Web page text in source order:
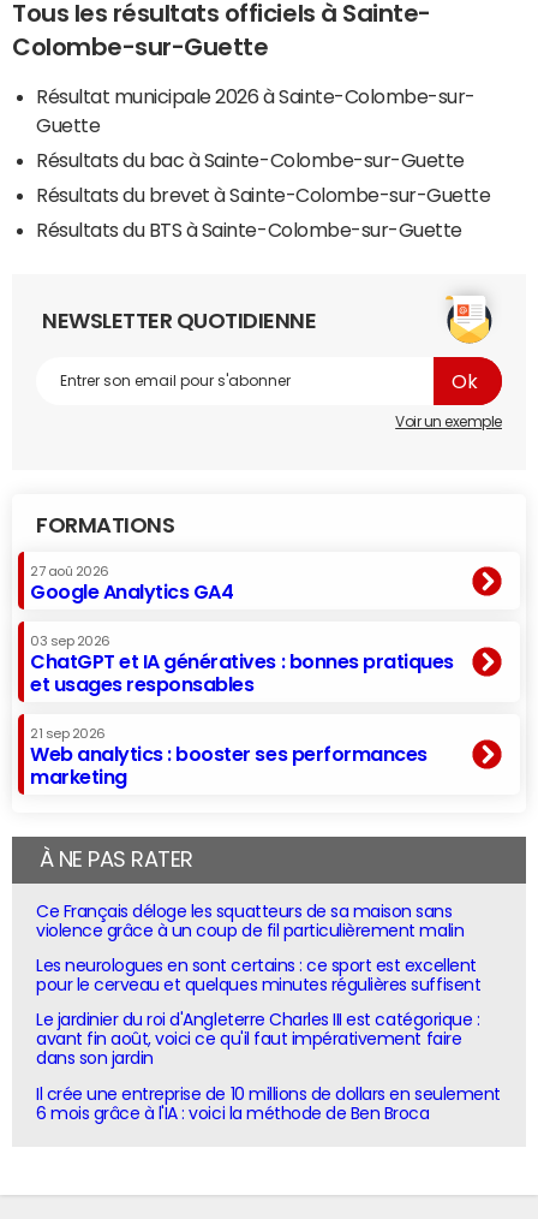
Tous les résultats officiels à Sainte-
Colombe-sur-Guette
Résultat municipale 2026 à Sainte-Colombe-sur-
Guette
Résultats du bac à Sainte-Colombe-sur-Guette
Résultats du brevet à Sainte-Colombe-sur-Guette
Résultats du BTS à Sainte-Colombe-sur-Guette
NEWSLETTER QUOTIDIENNE
Voir un exemple
FORMATIONS
27 aoû 2026
Google Analytics GA4
03 sep 2026
ChatGPT et IA génératives : bonnes pratiques
et usages responsables
21 sep 2026
Web analytics : booster ses performances
marketing
À NE PAS RATER
Ce Français déloge les squatteurs de sa maison sans
violence grâce à un coup de fil particulièrement malin
Les neurologues en sont certains : ce sport est excellent
pour le cerveau et quelques minutes régulières suffisent
Le jardinier du roi d'Angleterre Charles III est catégorique :
avant fin août, voici ce qu'il faut impérativement faire
dans son jardin
Il crée une entreprise de 10 millions de dollars en seulement
6 mois grâce à l'IA : voici la méthode de Ben Broca